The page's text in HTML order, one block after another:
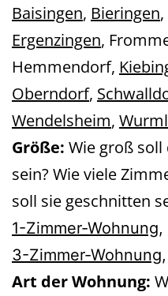
Baisingen, Bieringen
Ergenzingen,
Hemmendorf,
Oberndorf,
Wendelsheim,
Größe: Wie groß soll
sein? Wie viele
soll sie geschnitten
1-Zimmer-Wohnung,
3-Zimmer-Wohnung,
Art der Wohnung: